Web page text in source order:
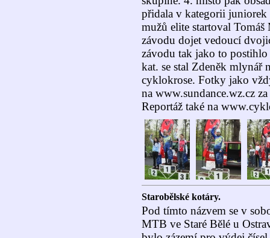
přidala v kategorii
mužů elite startoval
závodu dojet vedoucí
závodu tak jako to
kat. se stal Zdeněk mlynář
cyklokrose. Fotky jako
na www.sundance.wz.cz
Reportáž také na
Starobělské kotáry.
Pod tímto názvem se v
MTB ve Staré Bělé u